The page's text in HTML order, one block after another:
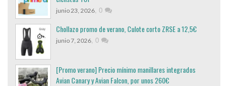
junio 23, 2026, 0
Chollazo promo de verano, Culote corto ZRSE a 12,5€
junio 7, 2026, 0
[Promo verano] Precio mínimo manillares integrados
Avian Canary y Avian Falcon, por unos 260€